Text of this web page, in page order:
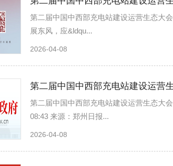
第二届中国中西部充电站建设运营生态大
展东风，应&ldqu...
2026-04-08
第二届中国中西部充电站建设运营
第二届中国中西部充电站建设运营生态大
08:43 来源：郑州日报...
2026-04-08